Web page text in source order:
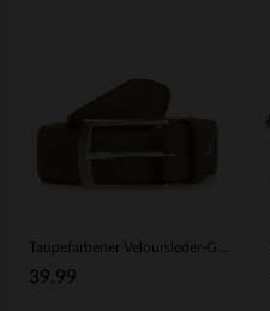
39.99